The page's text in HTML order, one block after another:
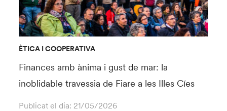
ÈTICA I COOPERATIVA
Finances amb ànima i gust de mar: la
inoblidable travessia de Fiare a les Illes Cíes
Publicat el dia: 21/05/2026